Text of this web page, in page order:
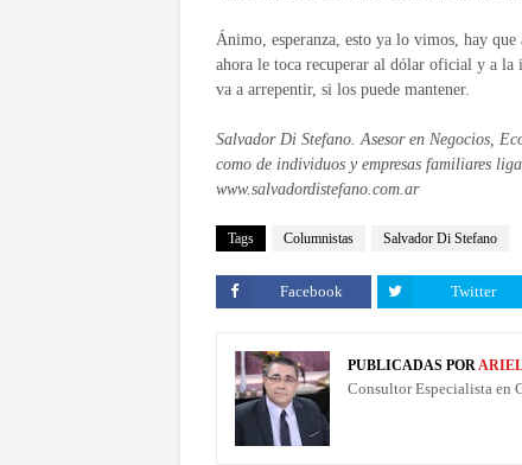
Ánimo, esperanza, esto ya lo vimos, hay
ahora le toca recuperar al dólar oficial y a la
va a arrepentir, si los puede mantener.
Salvador Di Stefano. Asesor en Negocios,
como de individuos y empresas familiares
www.salvadordistefano.com.ar
Tags Columnistas Salvador Di Stefano
Facebook Twitter
PUBLICADAS POR
Consultor Especialista en